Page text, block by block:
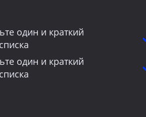
один и краткий
один и краткий